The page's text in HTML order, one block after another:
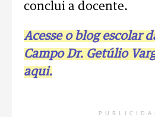
conclui a docente.
Acesse o blog escolar
Campo Dr. Getúlio
aqui.